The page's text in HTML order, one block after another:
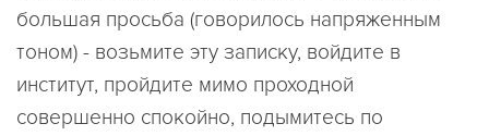
большая просьба (говорилось напряженным
тоном) - возьмите эту записку, войдите в
институт, пройдите мимо проходной
совершенно спокойно, подымитесь по